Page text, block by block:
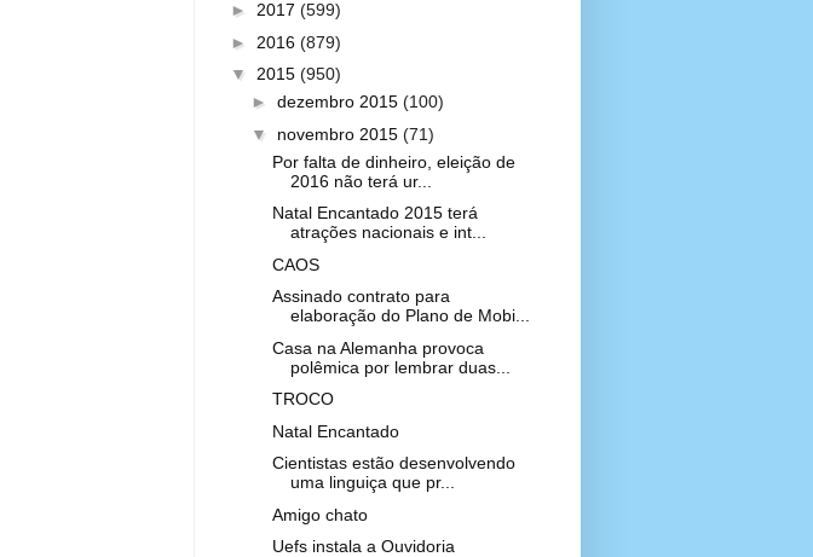
► 2017 (599)
► 2016 (879)
▼ 2015 (950)
► dezembro 2015 (100)
▼ novembro 2015 (71)
Por falta de dinheiro, eleição de
2016 não terá ur...
Natal Encantado 2015 terá
atrações nacionais e int...
CAOS
Assinado contrato para
elaboração do Plano de Mobi...
Casa na Alemanha provoca
polêmica por lembrar duas...
TROCO
Natal Encantado
Cientistas estão desenvolvendo
uma linguiça que pr...
Amigo chato
Uefs instala a Ouvidoria